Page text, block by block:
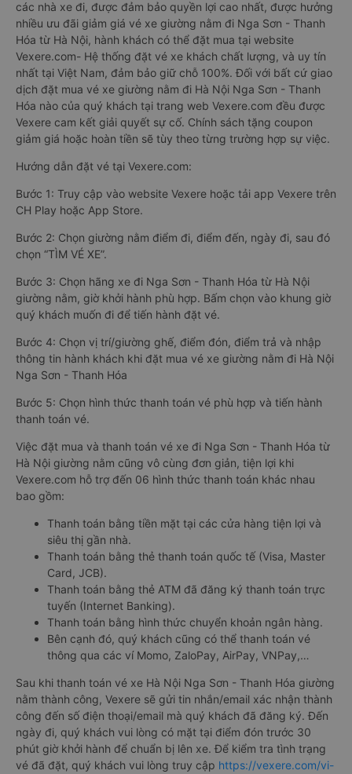
các nhà xe đi, được đảm bảo quyền lợi cao nhất, được hưởng
nhiều ưu đãi giảm giá vé xe giường nằm đi Nga Sơn - Thanh
Hóa từ Hà Nội, hành khách có thể đặt mua tại website
Vexere.com- Hệ thống đặt vé xe khách chất lượng, và uy tín
nhất tại Việt Nam, đảm bảo giữ chỗ 100%. Đối với bất cứ giao
dịch đặt mua vé xe giường nằm đi Hà Nội Nga Sơn - Thanh
Hóa nào của quý khách tại trang web Vexere.com đều được
Vexere cam kết giải quyết sự cố. Chính sách tặng coupon
giảm giá hoặc hoàn tiền sẽ tùy theo từng trường hợp sự việc.
Hướng dẫn đặt vé tại Vexere.com:
Bước 1: Truy cập vào website Vexere hoặc tải app Vexere trên
CH Play hoặc App Store.
Bước 2: Chọn giường nằm điểm đi, điểm đến, ngày đi, sau đó
chọn “TÌM VÉ XE”.
Bước 3: Chọn hãng xe đi Nga Sơn - Thanh Hóa từ Hà Nội
giường nằm, giờ khởi hành phù hợp. Bấm chọn vào khung giờ
quý khách muốn đi để tiến hành đặt vé.
Bước 4: Chọn vị trí/giường ghế, điểm đón, điểm trả và nhập
thông tin hành khách khi đặt mua vé xe giường nằm đi Hà Nội
Nga Sơn - Thanh Hóa
Bước 5: Chọn hình thức thanh toán vé phù hợp và tiến hành
thanh toán vé.
Việc đặt mua và thanh toán vé xe đi Nga Sơn - Thanh Hóa từ
Hà Nội giường nằm cũng vô cùng đơn giản, tiện lợi khi
Vexere.com hỗ trợ đến 06 hình thức thanh toán khác nhau
bao gồm:
Thanh toán bằng tiền mặt tại các cửa hàng tiện lợi và
siêu thị gần nhà.
Thanh toán bằng thẻ thanh toán quốc tế (Visa, Master
Card, JCB).
Thanh toán bằng thẻ ATM đã đăng ký thanh toán trực
tuyến (Internet Banking).
Thanh toán bằng hình thức chuyển khoản ngân hàng.
Bên cạnh đó, quý khách cũng có thể thanh toán vé
thông qua các ví Momo, ZaloPay, AirPay, VNPay,…
Sau khi thanh toán vé xe Hà Nội Nga Sơn - Thanh Hóa giường
nằm thành công, Vexere sẽ gửi tin nhắn/email xác nhận thành
công đến số điện thoại/email mà quý khách đã đăng ký. Đến
ngày đi, quý khách vui lòng có mặt tại điểm đón trước 30
phút giờ khởi hành để chuẩn bị lên xe. Để kiểm tra tình trạng
vé đã đặt, quý khách vui lòng truy cập https://vexere.com/vi-